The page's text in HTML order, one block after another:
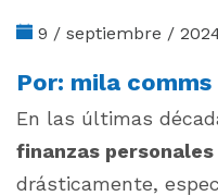
9 / septiembre /
Por: mila comms
En las últimas
finanzas personales
drásticamente,